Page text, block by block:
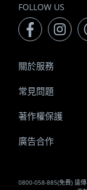
FOLLOW US
0800-058-885(免費) 遠
關於服務
常見問題
著作權保護
廣告合作